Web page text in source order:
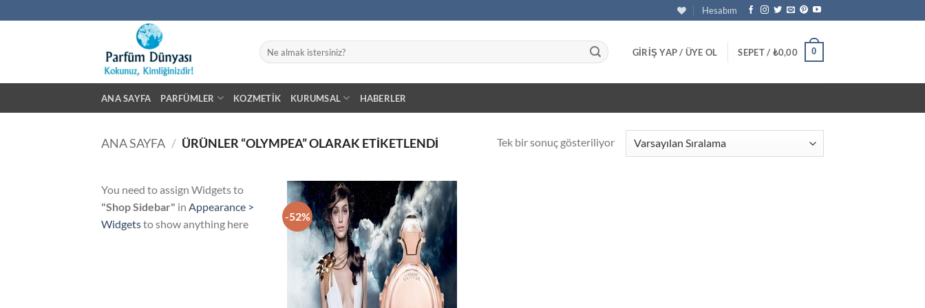
atla
Hesabım
Ara:
GIRIŞ YAP / ÜYE OL SEPET / ₺0,00 0
ANA SAYFA PARFÜMLER KOZMETIK KURUMSAL HABERLER
ANA SAYFA / ÜRÜNLER “OLYMPEA” OLARAK ETIKETLENDI Tek bir sonuç gösteriliyor
You need to assign Widgets to
"Shop Sidebar" in Appearance >
Widgetsto show anything here
-52%
İstek
Listeme
Ekle